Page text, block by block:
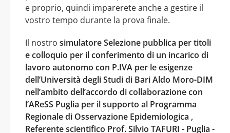
e proprio, quindi imparerete anche a gestire il
vostro tempo durante la prova finale.
Il nostro simulatore Selezione pubblica per titoli
e colloquio per il conferimento di un incarico di
lavoro autonomo con P.IVA per le esigenze
dell’Università degli Studi di Bari Aldo Moro-DIM
nell’ambito dell’accordo di collaborazione con
l’AReSS Puglia per il supporto al Programma
Regionale di Osservazione Epidemiologica ,
Referente scientifico Prof. Silvio TAFURI - Puglia -